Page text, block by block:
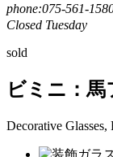
phone:075-561-
Closed Tuesday
sold
ビミニ：
Decorative Glasses,